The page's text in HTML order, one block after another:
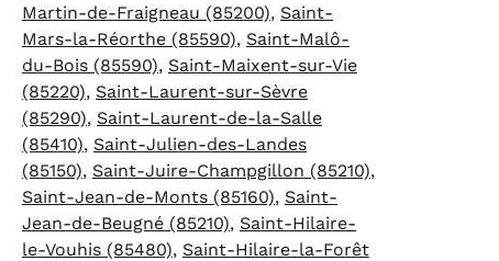
Martin-de-Fraigneau (85200), Saint-
Mars-la-Réorthe (85590), Saint-Malô-
du-Bois (85590), Saint-Maixent-sur-Vie
(85220), Saint-Laurent-sur-Sèvre
(85290), Saint-Laurent-de-la-Salle
(85410), Saint-Julien-des-Landes
(85150), Saint-Juire-Champgillon (85210),
Saint-Jean-de-Monts (85160), Saint-
Jean-de-Beugné (85210), Saint-Hilaire-
le-Vouhis (85480), Saint-Hilaire-la-Forêt